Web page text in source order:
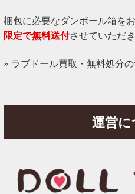
梱包に必要なダンボール箱を
限定で無料送付させていただ
» ラブドール買取・無料処分
運営